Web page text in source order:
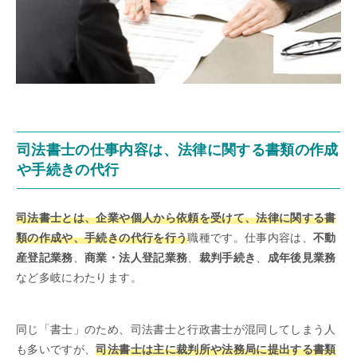
司法書士の仕事内容は、法律に関する書類の作成
や手続きの代行
司法書士とは、企業や個人から依頼を受けて、法律に関する書
類の作成や、手続きの代行を行う職種です。仕事内容は、不動
産登記業務 、商業・法人登記業務 裁判手続き
成年後見業務
など多岐にわたります。
同じ「書士」のため、司法書士と行政書士が混同してしまう人
も多いですが、司法書士は主に裁判所や法務局に提出する書類